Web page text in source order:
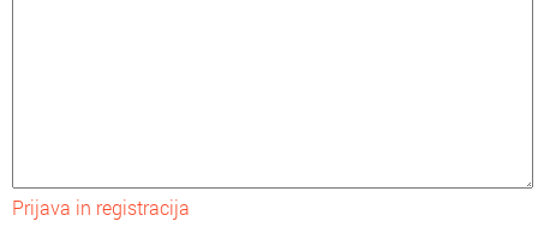
Prijava in registracija